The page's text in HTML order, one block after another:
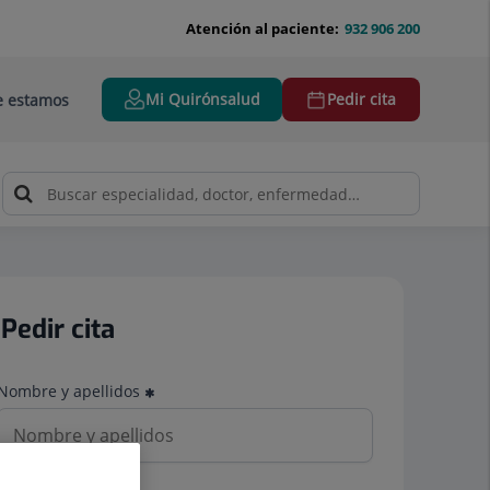
932 906 200
Atención al paciente:
estamos Mi Quirónsalud Pedir cita
Pedir cita
y apellidos